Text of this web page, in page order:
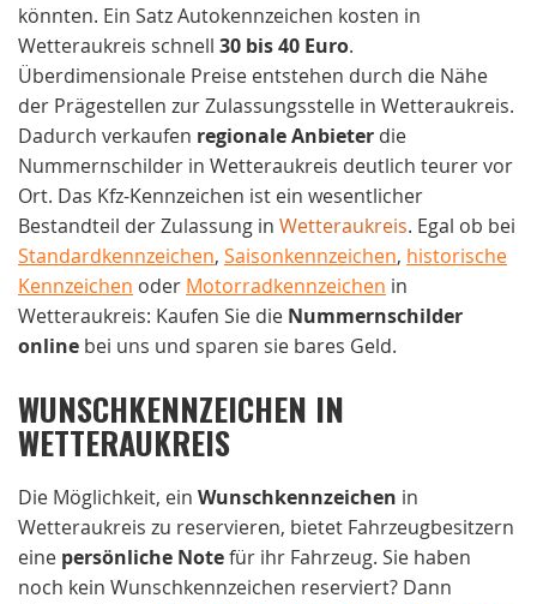
könnten. Ein Satz Autokennzeichen kosten in
Wetteraukreis schnell 30 bis 40 Euro.
Überdimensionale Preise entstehen durch die Nähe
der Prägestellen zur Zulassungsstelle in Wetteraukreis.
Dadurch verkaufen regionaleAnbieter die
Nummernschilder in Wetteraukreis deutlich teurer vor
Ort. Das Kfz-Kennzeichen ist ein wesentlicher
Bestandteil der Zulassung in Wetteraukreis. Egal ob bei
Standardkennzeichen, Saisonkennzeichen, historische
Kennzeichen oder Motorradkennzeichen in
Wetteraukreis: Kaufen Sie die Nummernschilder
online bei uns und sparen sie bares Geld.
WUNSCHKENNZEICHEN IN
WETTERAUKREIS
Die Möglichkeit, ein Wunschkennzeichen in
Wetteraukreis zu reservieren, bietet Fahrzeugbesitzern
eine persönliche Notefür ihr Fahrzeug. Sie haben
noch kein Wunschkennzeichen reserviert? Dann